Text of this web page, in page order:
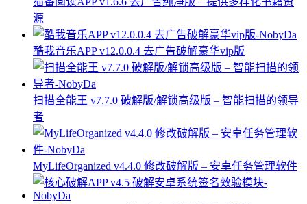
源
酷我音乐APP v12.0.0.4 去广告破解豪华vip版
扫描全能王 v7.7.0 破解版/解锁高级版 – 智能扫描的领导
者
MyLifeOrganized v4.4.0 修改破解版 – 安卓任务管理软件